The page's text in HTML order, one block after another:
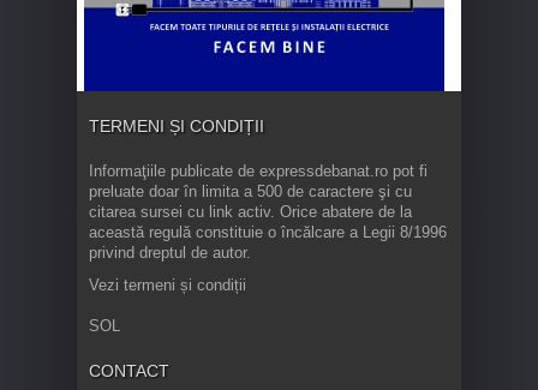
TERMENI ȘI CONDIȚII
Informaţiile publicate de expressdebanat.ro pot fi
preluate doar în limita a 500 de caractere şi cu
citarea sursei cu link activ. Orice abatere de la
această regulă constituie o încălcare a Legii 8/1996
privind dreptul de autor.
Vezi termeni și condiții
SOL
CONTACT